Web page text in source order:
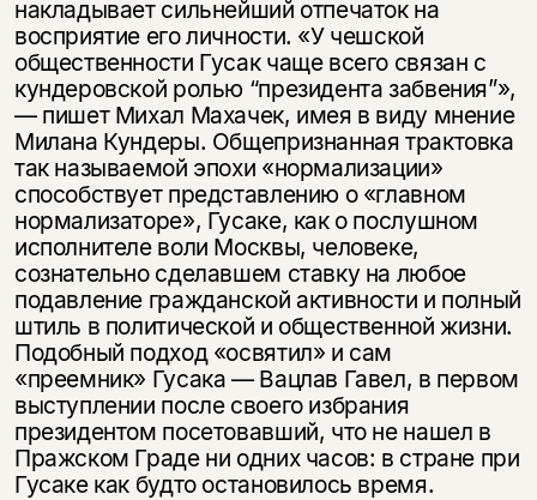
накладывает сильнейший отпечаток на
восприятие его личности. «У чешской
общественности Гусак чаще всего связан с
кундеровской ролью “президента забвения”»,
— пишет Михал Махачек, имея в виду мнение
Милана Кундеры. Общепризнанная трактовка
так называемой эпохи «нормализации»
способствует представлению о «главном
нормализаторе», Гусаке, как о послушном
исполнителе воли Москвы, человеке,
сознательно сделавшем ставку на любое
подавление гражданской активности и полный
штиль в политической и общественной жизни.
Подобный подход «освятил» и сам
«преемник» Гусака — Вацлав Гавел, в первом
выступлении после своего избрания
президентом посетовавший, что не нашел в
Пражском Граде ни одних часов: в стране при
Гусаке как будто остановилось время.